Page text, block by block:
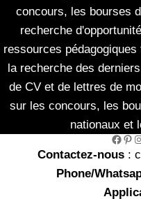
concours, les bourses
recherche
ressources
la recherche des
de CV et de lettres de
sur les concours, les
nationaux et
Facebook Pinterest Instagram
Contactez-nous :
Phone/